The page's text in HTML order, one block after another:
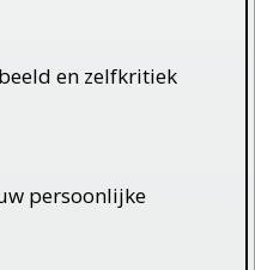
en zelfkritiek
persoonlijke